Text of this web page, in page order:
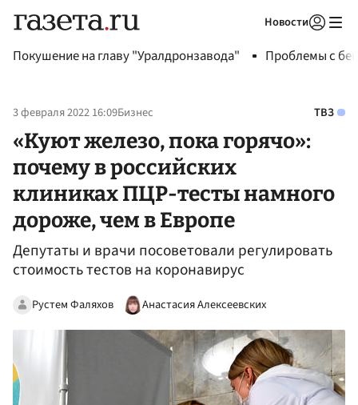
Новости
Покушение на главу "Уралдронзавода" Проблемы с
3 февраля 2022 16:09Бизнес ТВЗ
«Куют железо, пока горячо»:
почему в российских
клиниках ПЦР-тесты намного
дороже, чем в Европе
Депутаты и врачи посоветовали регулировать
стоимость тестов на коронавирус
Рустем Фаляхов Анастасия Алексеевских